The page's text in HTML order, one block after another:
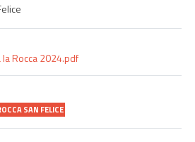
Rocca 2024.pdf
SAN FELICE